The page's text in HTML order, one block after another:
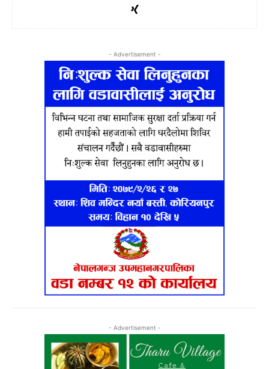
- Advertisement -
- Advertisement -